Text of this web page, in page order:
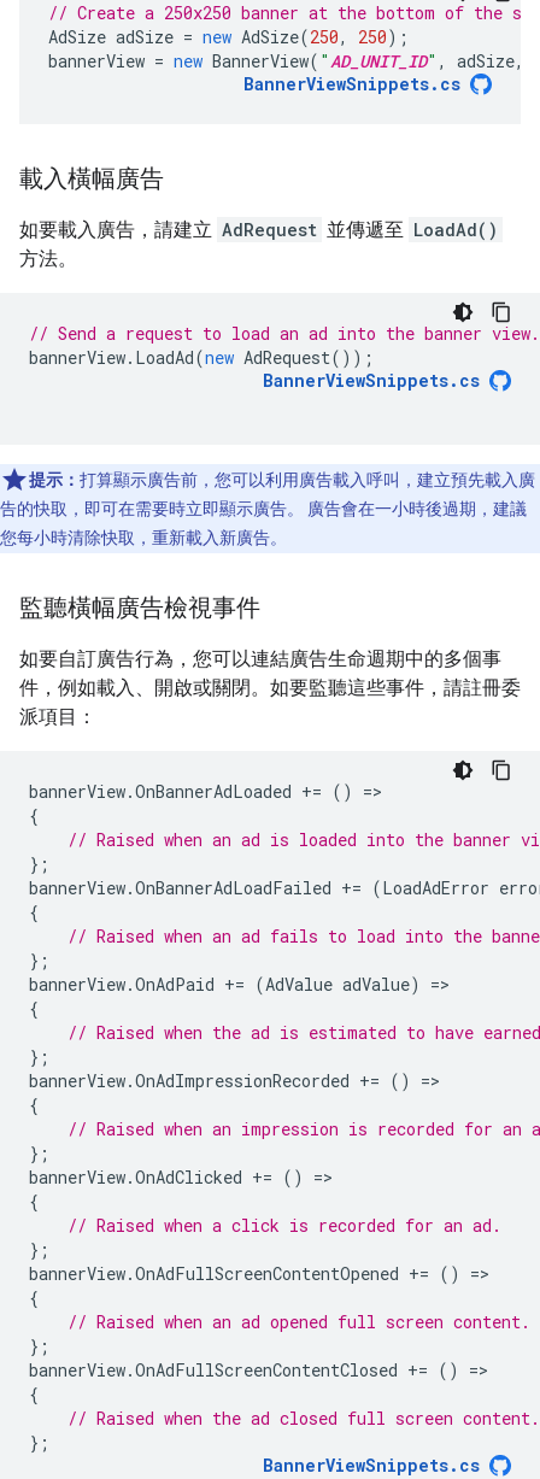
// Create a 250x250 banner at the bottom of the
AdSize adSize = new AdSize(250, 250);
bannerView = new BannerView( "AD_UNIT_ID" , adSize,
BannerViewSnippets. cs
載入橫幅廣告
如要載入廣告，請建立 AdRequest 並傳遞至 LoadAd()
方法。
// Send a request to load an ad into the banner view.
bannerView. LoadAd(new AdRequest());
BannerViewSnippets. cs
提示： 打算顯示廣告前，您可以利用廣告載入呼叫，建立預先載入廣
告的快取，即可在需要時立即顯示廣告。 廣告會在一小時後過期，建議
您每小時清除快取，重新載入新廣告。
監聽橫幅廣告檢視事件
如要自訂廣告行為，您可以連結廣告生命週期中的多個事
件，例如載入、開啟或關閉。如要監聽這些事件，請註冊委
派項目：
bannerView.OnBannerAdLoaded += () =
{
// Raised when an ad is loaded into the banner
};
bannerView.OnBannerAdLoadFailed += (LoadAdError
{
// Raised when an ad fails to load into the
};
bannerView.OnAdPaid += (AdValue adValue) =
{
// Raised when the ad is estimated to have
};
bannerView.OnAdImpressionRecorded += () =
{
// Raised when an impression is recorded for an
};
bannerView.OnAdClicked += () =
{
// Raised when a click is recorded for an ad.
};
bannerView.OnAdFullScreenContentOpened += () =
{
// Raised when an ad opened full screen content.
};
bannerView.OnAdFullScreenContentClosed += () =
{
// Raised when the ad closed full screen content.
};
BannerViewSnippets. cs